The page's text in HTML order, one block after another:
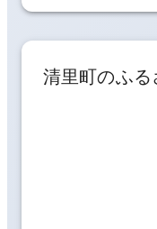
清里町のふる